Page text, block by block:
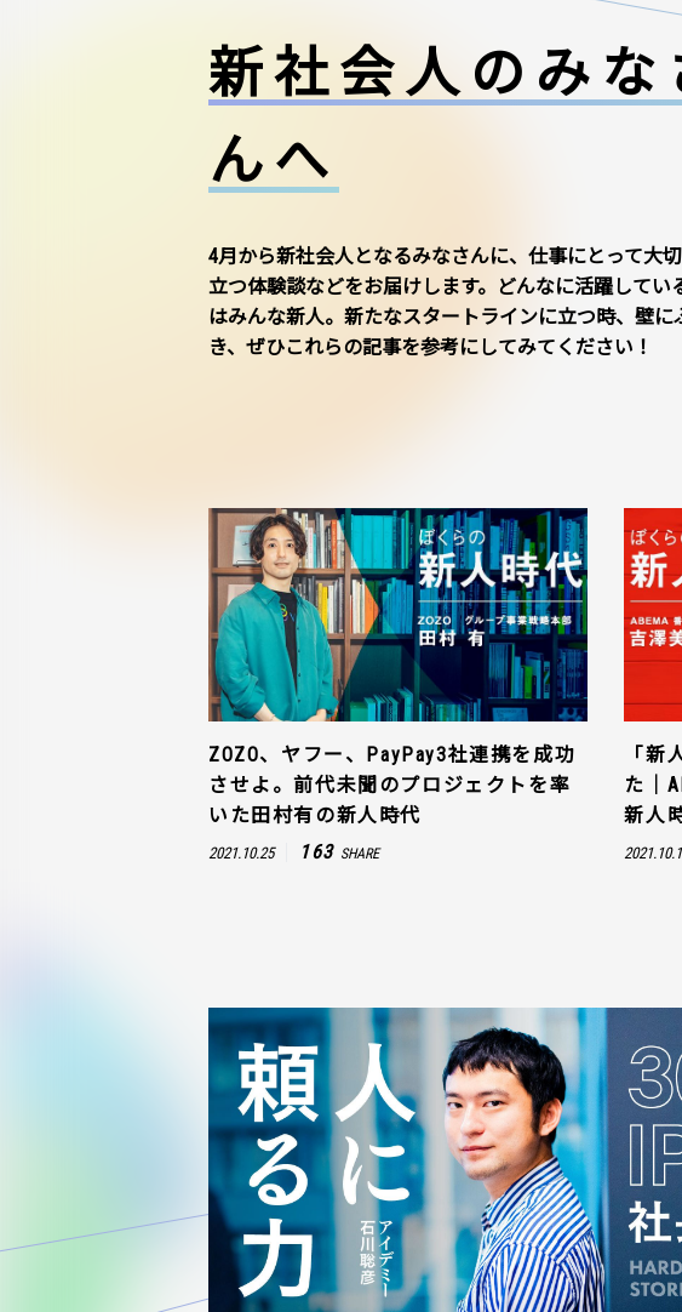
新社会人のみな
んへ
4月から新社会人となるみなさんに、仕事にとって大
立つ体験談などをお届けします。どんなに活躍してい
はみんな新人。新たなスタートラインに立つ時、壁に
き、ぜひこれらの記事を参考にしてみてください！
ZOZO、ヤフー、PayPay3社連携を成功
させよ。前代未聞のプロジェクトを率
いた田村有の新人時代
2021.10.25 163 SHARE
「新
た｜
新人